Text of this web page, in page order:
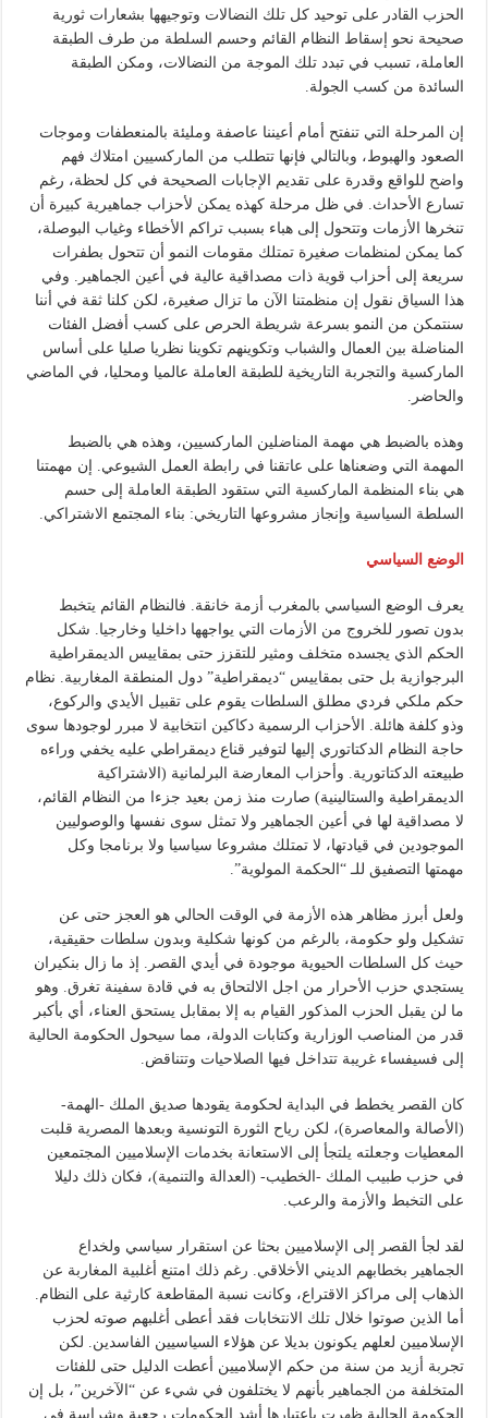
الحزب القادر على توحيد كل تلك النضالات وتوجيهها بشعارات ثورية
صحيحة نحو إسقاط النظام القائم وحسم السلطة من طرف الطبقة
العاملة، تسبب في تبدد تلك الموجة من النضالات، ومكن الطبقة
السائدة من كسب الجولة.
إن المرحلة التي تنفتح أمام أعيننا عاصفة ومليئة بالمنعطفات وموجات
الصعود والهبوط، وبالتالي فإنها تتطلب من الماركسيين امتلاك فهم
واضح للواقع وقدرة على تقديم الإجابات الصحيحة في كل لحظة، رغم
تسارع الأحداث. في ظل مرحلة كهذه يمكن لأحزاب جماهيرية كبيرة أن
تنخرها الأزمات وتتحول إلى هباء بسبب تراكم الأخطاء وغياب البوصلة،
كما يمكن لمنظمات صغيرة تمتلك مقومات النمو أن تتحول بطفرات
سريعة إلى أحزاب قوية ذات مصداقية عالية في أعين الجماهير. وفي
هذا السياق نقول إن منظمتنا الآن ما تزال صغيرة، لكن كلنا ثقة في أننا
سنتمكن من النمو بسرعة شريطة الحرص على كسب أفضل الفئات
المناضلة بين العمال والشباب وتكوينهم تكوينا نظريا صليا على أساس
الماركسية والتجربة التاريخية للطبقة العاملة عالميا ومحليا، في الماضي
والحاضر.
وهذه بالضبط هي مهمة المناضلين الماركسيين، وهذه هي بالضبط
المهمة التي وضعناها على عاتقنا في رابطة العمل الشيوعي. إن مهمتنا
هي بناء المنظمة الماركسية التي ستقود الطبقة العاملة إلى حسم
السلطة السياسية وإنجاز مشروعها التاريخي: بناء المجتمع الاشتراكي.
الوضع السياسي
يعرف الوضع السياسي بالمغرب أزمة خانقة. فالنظام القائم يتخبط
بدون تصور للخروج من الأزمات التي يواجهها داخليا وخارجيا. شكل
الحكم الذي يجسده متخلف ومثير للتقزز حتى بمقاييس الديمقراطية
البرجوازية بل حتى بمقاييس “ديمقراطية” دول المنطقة المغاربية. نظام
حكم ملكي فردي مطلق السلطات يقوم على تقبيل الأيدي والركوع،
وذو كلفة هائلة. الأحزاب الرسمية دكاكين انتخابية لا مبرر لوجودها سوى
حاجة النظام الدكتاتوري إليها لتوفير قناع ديمقراطي عليه يخفي وراءه
طبيعته الدكتاتورية. وأحزاب المعارضة البرلمانية (الاشتراكية
الديمقراطية والستالينية) صارت منذ زمن بعيد جزءا من النظام القائم،
لا مصداقية لها في أعين الجماهير ولا تمثل سوى نفسها والوصوليين
الموجودين في قيادتها، لا تمتلك مشروعا سياسيا ولا برنامجا وكل
مهمتها التصفيق للـ “الحكمة المولوية”.
ولعل أبرز مظاهر هذه الأزمة في الوقت الحالي هو العجز حتى عن
تشكيل ولو حكومة، بالرغم من كونها شكلية وبدون سلطات حقيقية،
حيث كل السلطات الحيوية موجودة في أيدي القصر. إذ ما زال بنكيران
يستجدي حزب الأحرار من اجل الالتحاق به في قادة سفينة تغرق. وهو
ما لن يقبل الحزب المذكور القيام به إلا بمقابل يستحق العناء، أي بأكبر
قدر من المناصب الوزارية وكتابات الدولة، مما سيحول الحكومة الحالية
إلى فسيفساء غريبة تتداخل فيها الصلاحيات وتتناقض.
كان القصر يخطط في البداية لحكومة يقودها صديق الملك -الهمة-
(الأصالة والمعاصرة)، لكن رياح الثورة التونسية وبعدها المصرية قلبت
المعطيات وجعلته يلتجأ إلى الاستعانة بخدمات الإسلاميين المجتمعين
في حزب طبيب الملك -الخطيب- (العدالة والتنمية)، فكان ذلك دليلا
على التخبط والأزمة والرعب.
لقد لجأ القصر إلى الإسلاميين بحثا عن استقرار سياسي ولخداع
الجماهير بخطابهم الديني الأخلاقي. رغم ذلك امتنع أغلبية المغاربة عن
الذهاب إلى مراكز الاقتراع، وكانت نسبة المقاطعة كارثية على النظام.
أما الذين صوتوا خلال تلك الانتخابات فقد أعطى أغلبهم صوته لحزب
الإسلاميين لعلهم يكونون بديلا عن هؤلاء السياسيين الفاسدين. لكن
تجربة أزيد من سنة من حكم الإسلاميين أعطت الدليل حتى للفئات
المتخلفة من الجماهير بأنهم لا يختلفون في شيء عن “الآخرين”، بل إن
الحكومة الحالية ظهرت باعتبارها أشد الحكومات رجعية وشراسة في